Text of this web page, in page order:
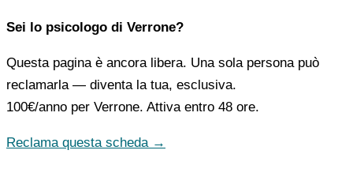
Sei lo psicologo di Verrone?
Questa pagina è ancora libera. Una sola persona può
reclamarla — diventa la tua, esclusiva.
100€/anno per Verrone. Attiva entro 48 ore.
Reclama questa scheda →